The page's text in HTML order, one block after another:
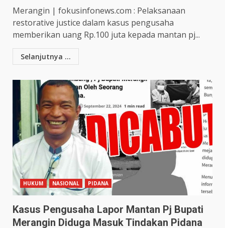
Merangin | fokusinfonews.com : Pelaksanaan
restorative justice dalam kasus pengusaha
memberikan uang Rp.100 juta kepada mantan pj...
Selanjutnya ...
HUKUM NASIONAL PIDANA
Kasus Pengusaha Lapor Mantan Pj Bupati
Merangin Diduga Masuk Tindakan Pidana